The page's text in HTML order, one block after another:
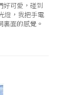
好可愛，碰到
燈，我把手電
面的感覺。